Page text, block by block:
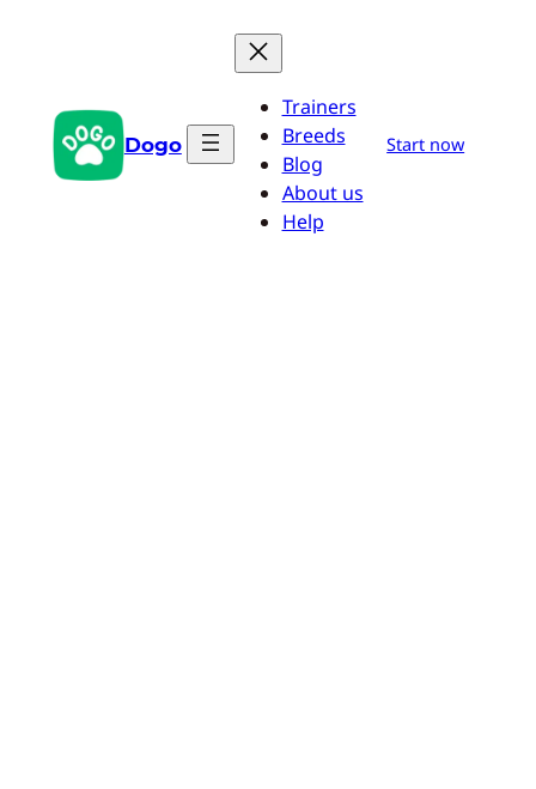
Dogo
Trainers
Breeds
Blog
About us
Help
Start now